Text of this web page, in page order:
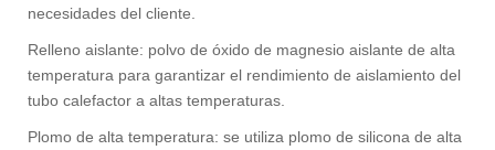
necesidades del cliente.
Relleno aislante: polvo de óxido de magnesio aislante de alta
temperatura para garantizar el rendimiento de aislamiento del
tubo calefactor a altas temperaturas.
Plomo de alta temperatura: se utiliza plomo de silicona de alta